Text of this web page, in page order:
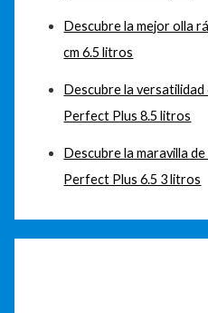
Descubre la mejor olla
cm 6.5 litros
Descubre la
Perfect Plus 8.5 litros
Descubre la maravilla
Perfect Plus 6.5 3 litros